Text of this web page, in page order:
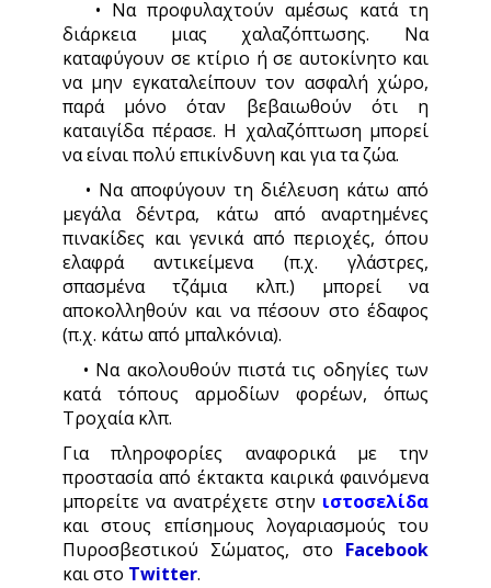
• Να προφυλαχτούν αμέσως κατά τη
διάρκεια μιας χαλαζόπτωσης. Να
καταφύγουν σε κτίριο ή σε αυτοκίνητο και
να μην εγκαταλείπουν τον ασφαλή χώρο,
παρά μόνο όταν βεβαιωθούν ότι η
καταιγίδα πέρασε. Η χαλαζόπτωση μπορεί
να είναι πολύ επικίνδυνη και για τα ζώα.
• Να αποφύγουν τη διέλευση κάτω από
μεγάλα δέντρα, κάτω από αναρτημένες
πινακίδες και γενικά από περιοχές, όπου
ελαφρά αντικείμενα (π.χ. γλάστρες,
σπασμένα τζάμια κλπ.) μπορεί να
αποκολληθούν και να πέσουν στο έδαφος
(π.χ. κάτω από μπαλκόνια).
• Να ακολουθούν πιστά τις οδηγίες των
κατά τόπους αρμοδίων φορέων, όπως
Τροχαία κλπ.
Για πληροφορίες αναφορικά με την
προστασία από έκτακτα καιρικά φαινόμενα
μπορείτε να ανατρέχετε στην ιστοσελίδα
και στους επίσημους λογαριασμούς του
Πυροσβεστικού Σώματος, στο Facebook
και στο Twitter.